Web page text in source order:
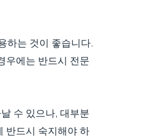
하는 것이 좋습니다.
우에는 반드시 전문
수 있으나, 대부분
반드시 숙지해야 하